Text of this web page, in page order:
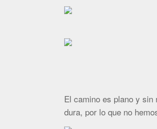
El camino es plano y
dura, por lo que no